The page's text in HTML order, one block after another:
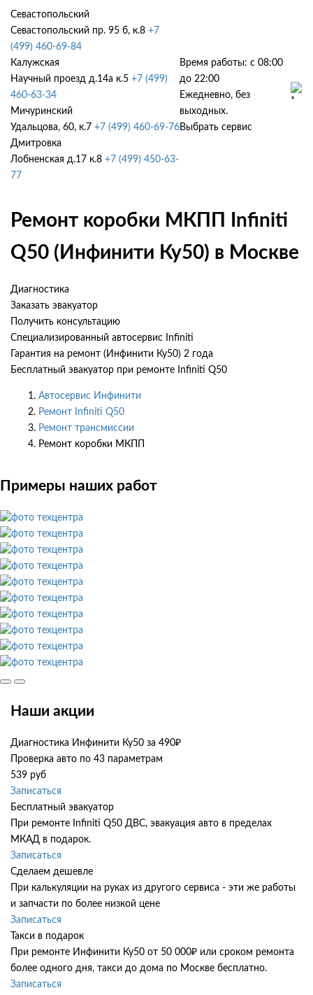
Севастопольский
Севастопольский пр. 95 б, к.8 +7
(499) 460-69-84
Калужская
Научный проезд д.14а к.5 +7 (499)
460-63-34
Мичуринский
Удальцова, 60, к.7 +7 (499) 460-69-76
Дмитровка
Лобненская д.17 к.8 +7 (499) 450-63-
77
Время работы: с 08:00
до 22:00
Ежедневно, без
выходных.
Выбрать сервис
Ремонт коробки МКПП Infiniti
Q50 (Инфинити Ку50) в Москве
Диагностика
Заказать эвакуатор
Получить консультацию
Специализированный автосервис Infiniti
Гарантия на ремонт (Инфинити Ку50) 2 года
Бесплатный эвакуатор при ремонте Infiniti Q50
Автосервис Инфинити
Ремонт Infiniti Q50
Ремонт трансмиссии
Ремонт коробки МКПП
Примеры наших работ
Наши акции
Диагностика Инфинити Ку50 за 490₽
Проверка авто по 43 параметрам
539 руб
Записаться
Бесплатный эвакуатор
При ремонте Infiniti Q50 ДВС, эвакуация авто в пределах
МКАД в подарок.
Записаться
Сделаем дешевле
При калькуляции на руках из другого сервиса - эти же работы
и запчасти по более низкой цене
Записаться
Такси в подарок
При ремонте Инфинити Ку50 от 50 000₽ или сроком ремонта
более одного дня, такси до дома по Москве бесплатно.
Записаться